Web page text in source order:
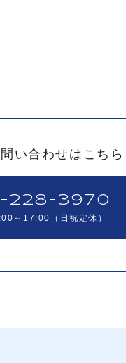
い合わせはこちら
228-3970
～17:00（日祝定休）